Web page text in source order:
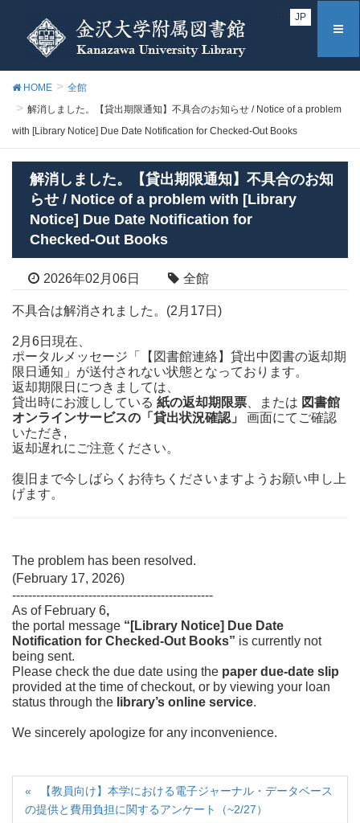
EN JP
HOME
全館
解消しました。【貸出期限通知】不具合のお知らせ / Notice of a problem
with [Library Notice] Due Date Notification for Checked‑Out Books
解消しました。【貸出期限通知】不具合のお知
らせ / Notice of a problem with [Library
Notice] Due Date Notification for
Checked‑Out Books
2026年02月06日 全館
不具合は解消されました。(2月17日)
2月6日現在、
ポータルメッセージ「【図書館連絡】貸出中図書の返却期
限日通知」が送付されない状態となっております。
返却期限日につきましては、
貸出時にお渡ししている 紙の返却期限票 、または 図書館
オンラインサービスの「貸出状況確認」
画面にてご確認
いただき,
返却遅れにご注意ください。
復旧まで今しばらくお待ちくださいますようお願い申し上
げます。
The problem has been resolved.
(February 17, 2026)
--------------------------------------------------
As of February 6,
the portal message “[Library Notice] Due Date
Notification for Checked‑Out Books” is currently not
being sent.
Please check the due date using the paper due‑date slip
provided at the time of checkout, or by viewing your loan
status through the library’s online service.
We sincerely apologize for any inconvenience.
【教員向け】本学における電子ジャーナル・データベース
の提供と費用負担に関するアンケート（~2/27）